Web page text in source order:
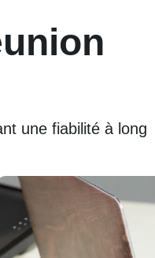
une fiabilité à long